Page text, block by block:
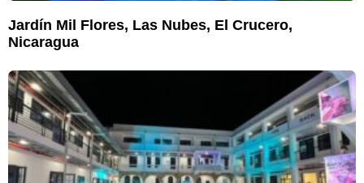
Jardín Mil Flores, Las Nubes, El Crucero,
Nicaragua